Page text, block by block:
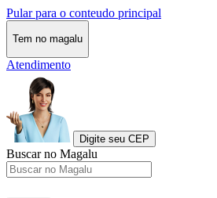
Pular para o conteudo principal
Tem no magalu
Atendimento
Digite seu CEP
Buscar no Magalu